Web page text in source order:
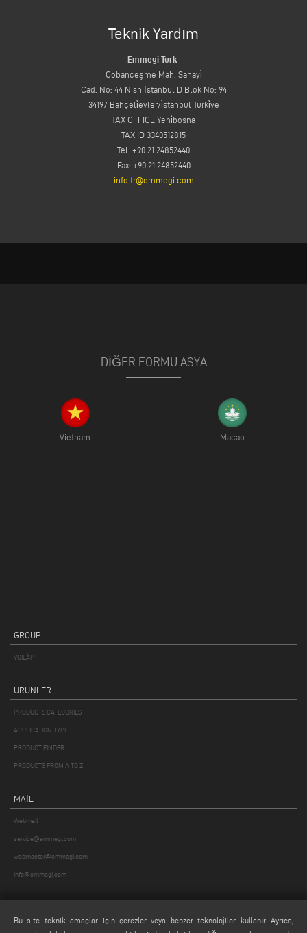
Teknik Yardım
Emmegi Turk
Çobançeşme Mah. Sanayi̇
Cad. No: 44 Nish İstanbul D Blok No: 94
34197 Bahçeli̇evler/i̇stanbul Türki̇ye
TAX OFFICE Yeni̇bosna
TAX ID 3340512815
Tel: +90 21 24852440
Fax: +90 21 24852440
info.tr@emmegi.com
DİĞER FORMU ASYA
Vietnam Macao
GROUP
VOILÀP
ÜRÜNLER
PRODUCTS CATEGORIES
APPLICATION TYPE
PRODUCT FINDER
PRODUCTS FROM A TO Z
MAIL
Webmail
service@emmegi.com
webmaster@emmegi.com
info@emmegi.com
Bu site teknik amaçlar için çerezler veya benzer teknolojiler kullanır. Ayrıca,